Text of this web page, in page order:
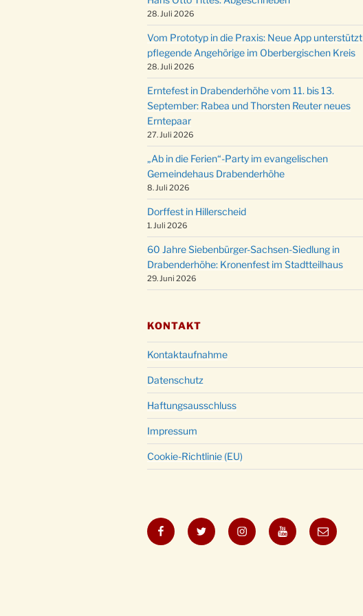
28. Juli 2026
Vom Prototyp in die Praxis: Neue App unterstützt
pflegende Angehörige im Oberbergischen Kreis
28. Juli 2026
Erntefest in Drabenderhöhe vom 11. bis 13.
September: Rabea und Thorsten Reuter neues
Erntepaar
27. Juli 2026
„Ab in die Ferien“-Party im evangelischen
Gemeindehaus Drabenderhöhe
8. Juli 2026
Dorffest in Hillerscheid
1. Juli 2026
60 Jahre Siebenbürger-Sachsen-Siedlung in
Drabenderhöhe: Kronenfest im Stadtteilhaus
29. Juni 2026
KONTAKT
Kontaktaufnahme
Datenschutz
Haftungsausschluss
Impressum
Cookie-Richtlinie (EU)
FacebookTwitter InstagramYouTubeE-
Mail